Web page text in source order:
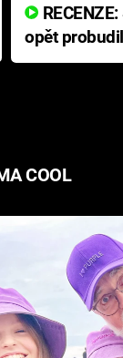
opět
přichází s
COOL